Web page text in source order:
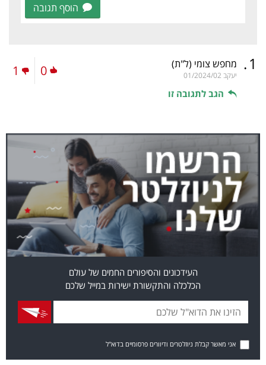
הוסף תגובה
1
. מחפש צומי (ל"ת)
יעקב 01/2024/02
הגב לתגובה זו
0
1
העידכונים והסיפורים החמים של עולם
הכלכלה והתקשורת ישירות במייל שלכם
אני מאשר קבלת ניוזלטרים ודיוורים פרסומיים בדוא"ל